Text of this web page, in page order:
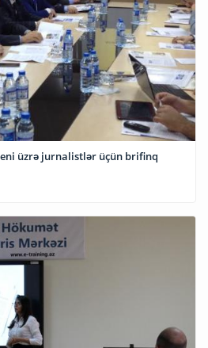
üzrə jurnalistlər üçün brifinq